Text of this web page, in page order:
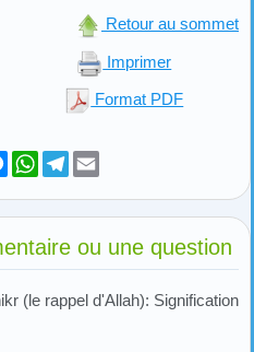
Retour au sommet
Imprimer
Format PDF
Messenger
WhatsApp
Telegram
ou une question
(le rappel d'Allah): Signification